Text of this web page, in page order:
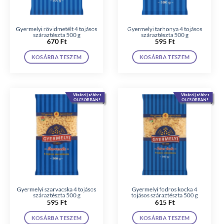
Gyermelyi rövidmetélt 4 tojásos
száraztészta 500 g
670 Ft
KOSÁRBA TESZEM
Gyermelyi tarhonya 4 tojásos
száraztészta 500 g
595 Ft
KOSÁRBA TESZEM
Vásárolj többet
OLCSÓBBAN!
Gyermelyi szarvacska 4 tojásos
száraztészta 500 g
595 Ft
KOSÁRBA TESZEM
Vásárolj többet
OLCSÓBBAN!
Gyermelyi fodros kocka 4
tojásos száraztészta 500 g
615 Ft
KOSÁRBA TESZEM